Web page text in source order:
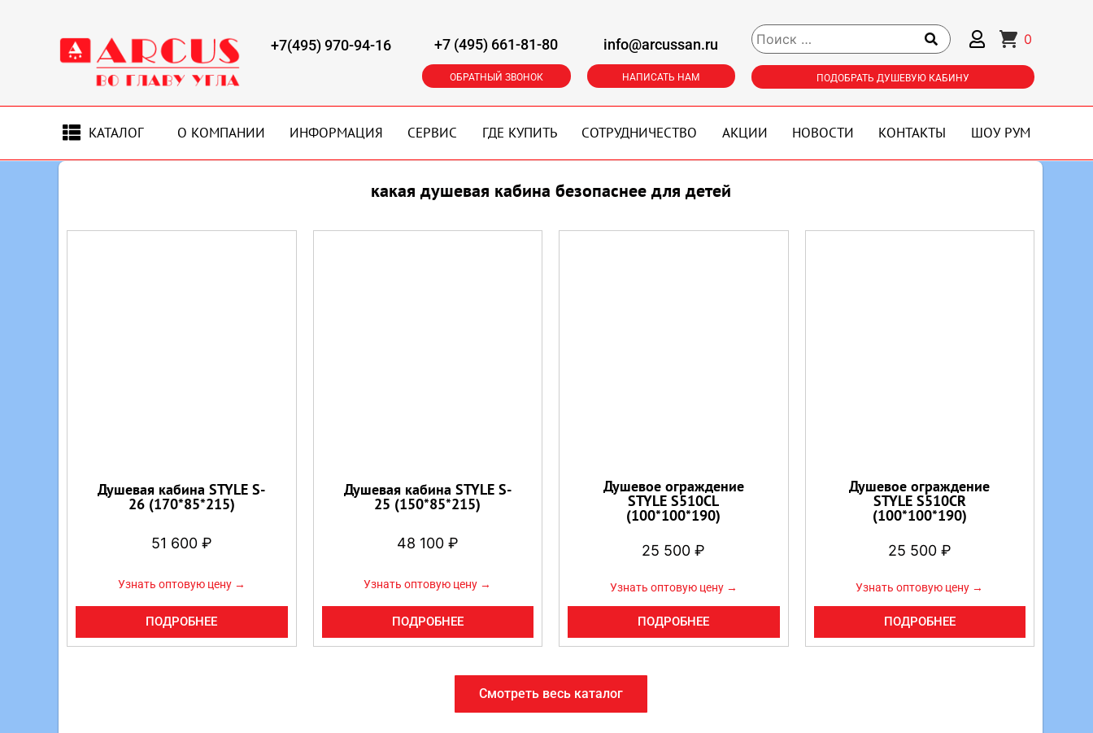
+7(495) 970-94-16 +7 (495) 661-81-80
ОБРАТНЫЙ ЗВОНОК
info@arcussan.ru
НАПИСАТЬ НАМ
0
ПОДОБРАТЬ ДУШЕВУЮ КАБИНУ
КАТАЛОГ О КОМПАНИИ ИНФОРМАЦИЯ СЕРВИС ГДЕ КУПИТЬ СОТРУДНИЧЕСТВО АКЦИИ НОВОСТИ КОНТАКТЫ ШОУ РУМ
какая душевая кабина безопаснее для детей
Душевая кабина STYLE S-
26 (170*85*215)
51 600 ₽
Узнать оптовую цену →
ПОДРОБНЕЕ
Душевая кабина STYLE S-
25 (150*85*215)
48 100 ₽
Узнать оптовую цену →
ПОДРОБНЕЕ
Душевое ограждение
STYLE S510CL
(100*100*190)
25 500₽
Узнать оптовую цену →
ПОДРОБНЕЕ
Душевое ограждение
STYLE S510CR
(100*100*190)
25 500 ₽
Узнать оптовую цену →
ПОДРОБНЕЕ
Смотреть весь каталог